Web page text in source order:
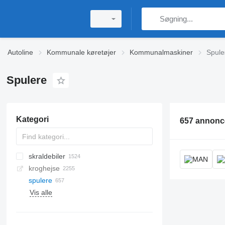
Autoline Kommunale køretøjer Kommunalmaskiner
Spulere
Kategori
skraldebiler
kroghejse
spulere
Vis alle
657